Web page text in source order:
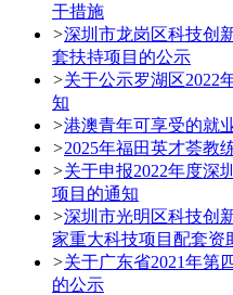
干措施
>深圳市龙岗区科技创
套扶持项目的公示
>关于公示罗湖区2022
知
>港澳青年可享受的就
>2025年福田英才荟教
>关于申报2022年度深
项目的通知
>深圳市光明区科技创
家重大科技项目配套资
>关于广东省2021年第
的公示